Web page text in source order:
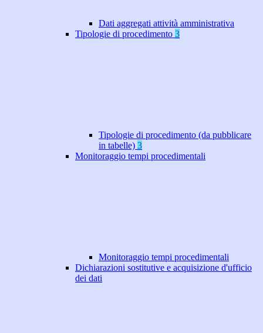
Dati aggregati attività amministrativa
Tipologie di procedimento 3
Tipologie di procedimento (da pubblicare
in tabelle) 3
Monitoraggio tempi procedimentali
Monitoraggio tempi procedimentali
Dichiarazioni sostitutive e acquisizione d'ufficio
dei dati